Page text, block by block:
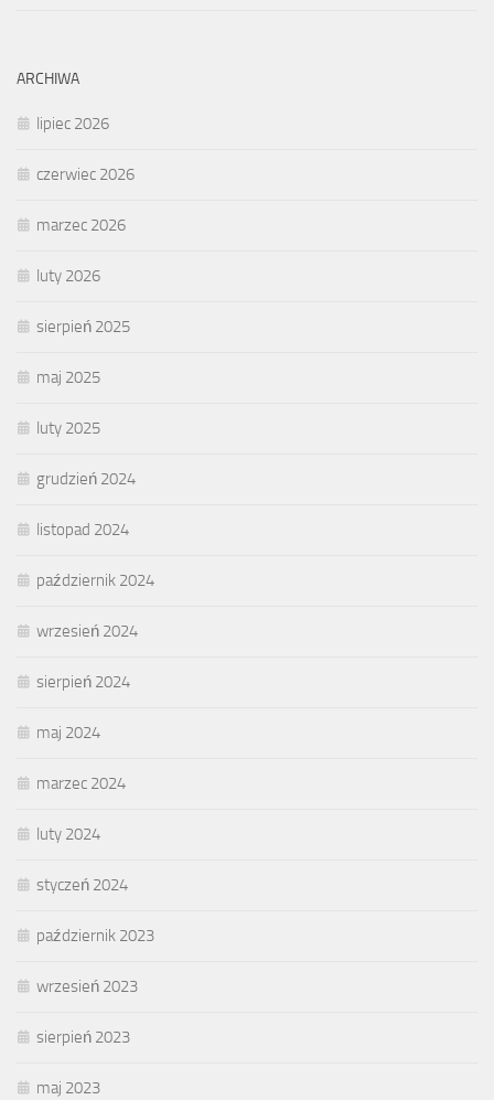
ARCHIWA
lipiec 2026
czerwiec 2026
marzec 2026
luty 2026
sierpień 2025
maj 2025
luty 2025
grudzień 2024
listopad 2024
październik 2024
wrzesień 2024
sierpień 2024
maj 2024
marzec 2024
luty 2024
styczeń 2024
październik 2023
wrzesień 2023
sierpień 2023
maj 2023